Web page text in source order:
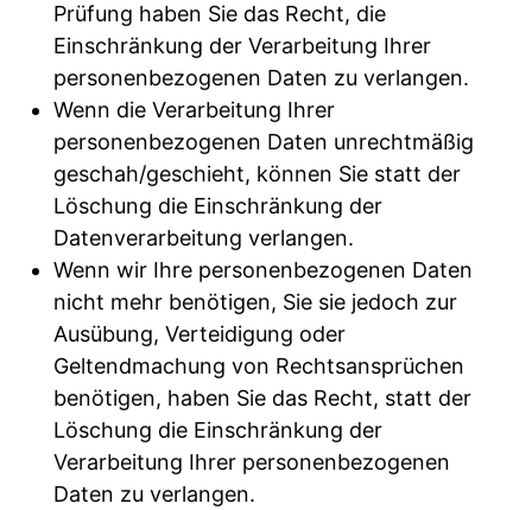
Prüfung haben Sie das Recht, die
Einschränkung der Verarbeitung Ihrer
personenbezogenen Daten zu verlangen.
Wenn die Verarbeitung Ihrer
personenbezogenen Daten unrechtmäßig
geschah/geschieht, können Sie statt der
Löschung die Einschränkung der
Datenverarbeitung verlangen.
Wenn wir Ihre personenbezogenen Daten
nicht mehr benötigen, Sie sie jedoch zur
Ausübung, Verteidigung oder
Geltendmachung von Rechtsansprüchen
benötigen, haben Sie das Recht, statt der
Löschung die Einschränkung der
Verarbeitung Ihrer personenbezogenen
Daten zu verlangen.